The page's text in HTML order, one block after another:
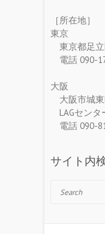
［所在地］
東京
東京都足
電話 090-
大阪
大阪市城
LAGセンタ
電話 090-
サイト内
Search